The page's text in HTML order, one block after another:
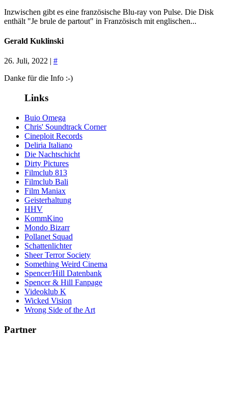
Inzwischen gibt es eine französische Blu-ray von Pulse. Die Disk
enthält "Je brule de partout" in Französisch mit englischen...
Gerald Kuklinski
26. Juli, 2022 | #
Danke für die Info :-)
Links
Buio Omega
Chris' Soundtrack Corner
Cineploit Records
Deliria Italiano
Die Nachtschicht
Dirty Pictures
Filmclub 813
Filmclub Bali
Film Maniax
Geisterhaltung
HHV
KommKino
Mondo Bizarr
Pollanet Squad
Schattenlichter
Sheer Terror Society
Something Weird Cinema
Spencer/Hill Datenbank
Spencer & Hill Fanpage
Videoklub K
Wicked Vision
Wrong Side of the Art
Partner